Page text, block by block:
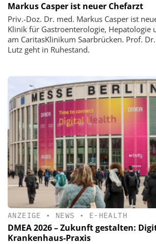
Markus Casper ist neuer Chefarzt
Priv.-Doz. Dr. med. Markus Casper ist
Klinik für Gastroenterologie, Hepatologie
am CaritasKlinikum Saarbrücken. Prof.
Lutz geht in Ruhestand.
ANZEIGE • NEWS • E-HEALTH
DMEA 2026 – Zukunft gestalten:
Krankenhaus-Praxis